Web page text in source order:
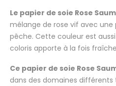
Le papier de soie Rose
mélange de rose vif avec
pêche. Cette couleur est
coloris apporte à la fois
Ce papier de soie Rose
dans des domaines différents